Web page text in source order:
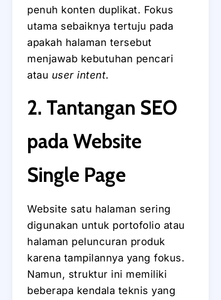
penuh konten duplikat. Fokus
utama sebaiknya tertuju pada
apakah halaman tersebut
menjawab kebutuhan pencari
atau user intent.
2. Tantangan SEO
pada Website
Single Page
Website satu halaman sering
digunakan untuk portofolio atau
halaman peluncuran produk
karena tampilannya yang fokus.
Namun, struktur ini memiliki
beberapa kendala teknis yang